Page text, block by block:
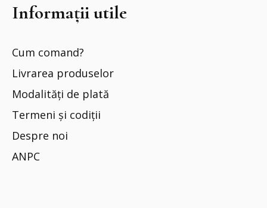
Informații utile
Cum comand?
Livrarea produselor
Modalități de plată
Termeni și codiții
Despre noi
ANPC